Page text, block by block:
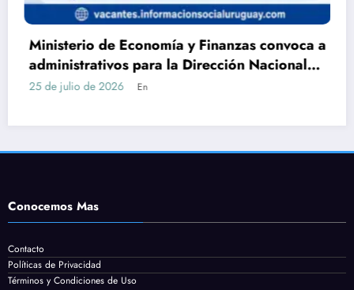
convoca a
Nacional
DGEIP abre llamado
Servicio en Maldonado:
Conocemos Mas
Contacto
Políticas de Privacidad
Términos y Condiciones de Uso